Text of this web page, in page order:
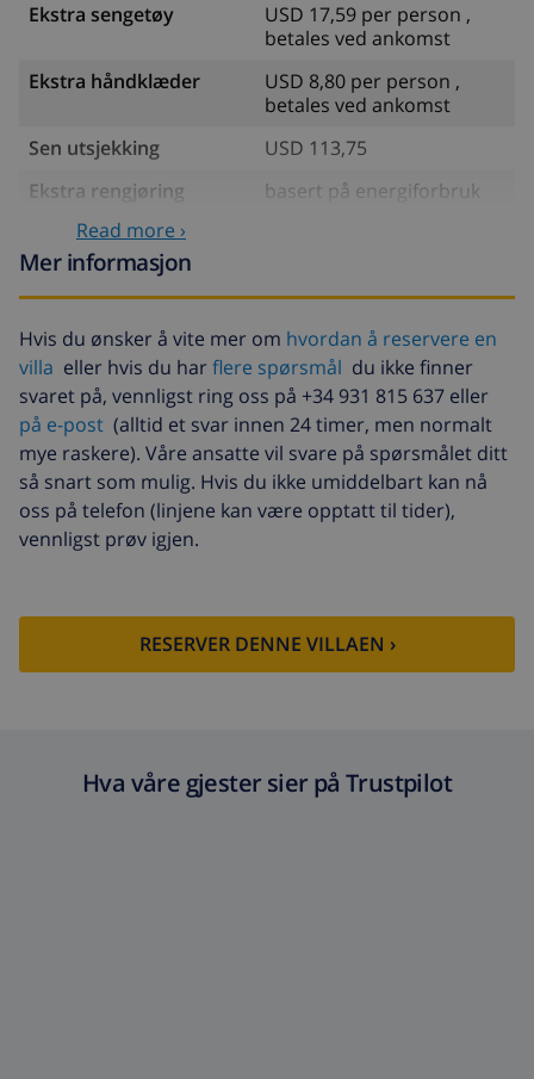
Ekstra sengetøy
USD 17,59 per person ,
betales ved ankomst
Ekstra håndklæder
USD 8,80 per person ,
betales ved ankomst
Sen utsjekking
USD 113,75
Ekstra rengjøring
basert på energiforbruk
Avbestillingsdepositum:
Read more ›
Mer informasjon
Hvis du ønsker å vite mer om hvordan å reservere en
villa eller hvis du har flere spørsmål du ikke finner
svaret på, vennligst ring oss på +34 931 815 637 eller
på e-post (alltid et svar innen 24 timer, men normalt
mye raskere). Våre ansatte vil svare på spørsmålet ditt
så snart som mulig. Hvis du ikke umiddelbart kan nå
oss på telefon (linjene kan være opptatt til tider),
vennligst prøv igjen.
RESERVER DENNE VILLAEN ›
Hva våre gjester sier på Trustpilot